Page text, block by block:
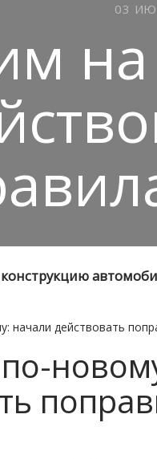
03
начали действовать